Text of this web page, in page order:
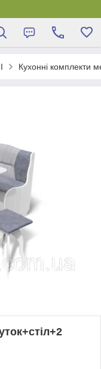
Кухонні комплекти